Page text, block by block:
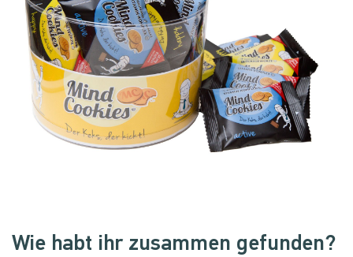
Wie habt ihr zusammen gefunden?